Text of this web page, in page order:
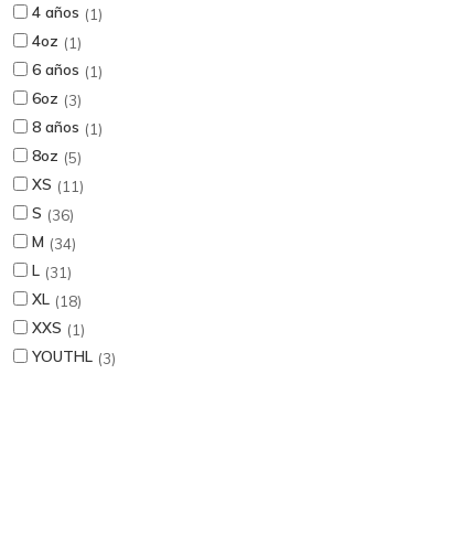
4 años
1
4oz
1
6 años
1
6oz
3
8 años
1
8oz 5
XS
11
S
36
M
34
L
31
XL
18
XXS
1
YOUTHL
3